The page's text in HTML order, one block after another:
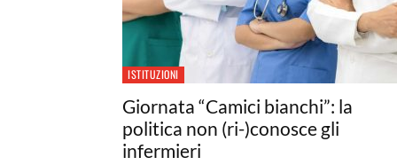
ISTITUZIONI
Giornata “Camici bianchi”: la
politica non (ri-)conosce gli
infermieri